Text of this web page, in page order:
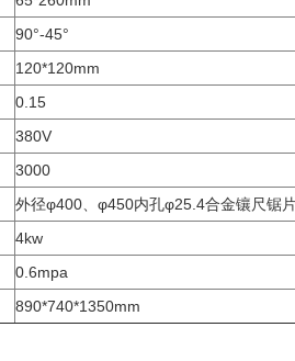
90°-45°
120*120mm
0.15
380V
3000
外径φ400、φ450内孔φ25.4合金镶尺锯
4kw
0.6mpa
890*740*1350mm